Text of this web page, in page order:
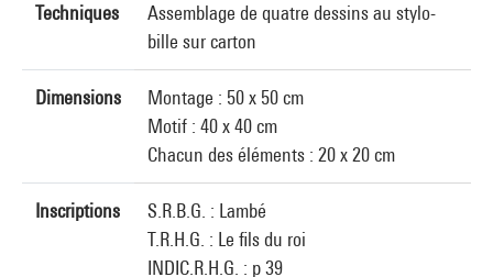
Techniques
Assemblage de quatre dessins au stylo-
bille sur carton
Dimensions
Montage : 50 x 50 cm
Motif : 40 x 40 cm
Chacun des éléments : 20 x 20 cm
Inscriptions
S.R.B.G. : Lambé
T.R.H.G. : Le fils du roi
INDIC.R.H.G. : p 39